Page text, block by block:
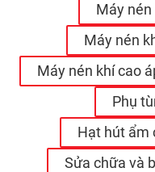
Máy
Máy nén
Máy nén khí cao
Phụ
Hạt hút ẩm
Sửa chữa và